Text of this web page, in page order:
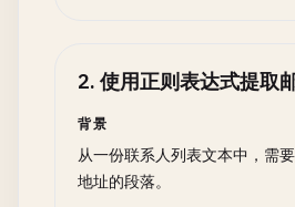
2. 使用正则表达式提取
背景
从一份联系人列表文本中，需
地址的段落。